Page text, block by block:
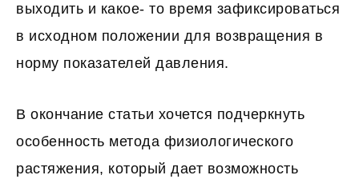
выходить и какое- то время зафиксироваться
в исходном положении для возвращения в
норму показателей давления.
В окончание статьи хочется подчеркнуть
особенность метода физиологического
растяжения, который дает возможность